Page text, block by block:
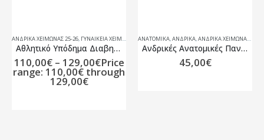
ΑΝΔΡΙΚΆ ΧΕΙΜΏΝΑΣ 25-26, ΓΥΝΑΙΚΕΊΑ ΧΕΙΜΏΝΑΣ 25-26 ,ΥΠΟΔΗΜΑΤΑ,ΥΠΟΔΉΜΑΤΑ ΕΙΔΙΚΏΝ
Αθλητικό Υπόδημα Διαβητικών Unisex
110,00€ – 129,00€Price
range: 110,00€ through
129,00€
ΑΝΑΤΟΜΙΚΆ,ΑΝΔΡΙΚΑ,ΑΝΔΡΙΚΆ ΧΕΙΜΏΝΑΣ 25-26
Ανδρικές Ανατομικές Παντόφλες 52719 Fly Flot
45,00€